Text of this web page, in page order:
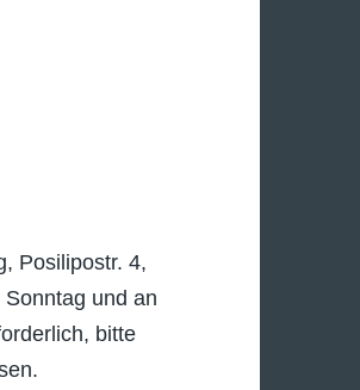
Posilipostr. 4,
und an
bitte